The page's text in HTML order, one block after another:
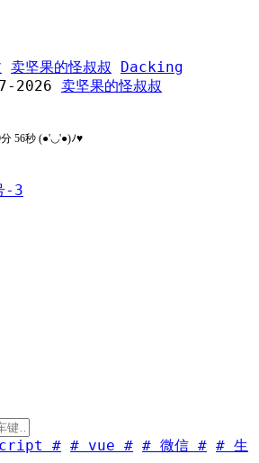
卖坚果的怪叔叔
Dacking
2026 卖坚果的怪叔叔
56秒 (●'◡'●)ﾉ♥
-3
# # vue # # 微信 # # 生